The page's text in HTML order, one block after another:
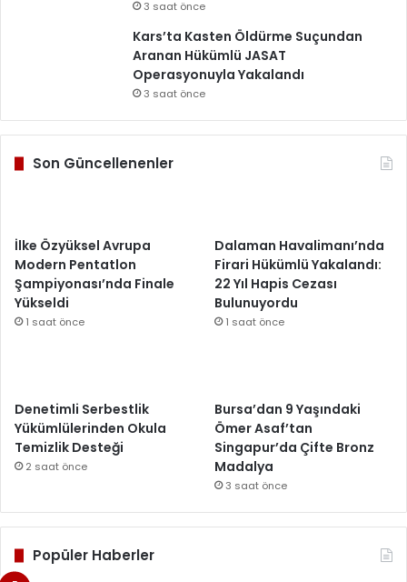
3 saat önce
Kars’ta Kasten Öldürme Suçundan
Aranan Hükümlü JASAT
Operasyonuyla Yakalandı
3 saat önce
Son Güncellenenler
İlke Özyüksel Avrupa
Modern Pentatlon
Şampiyonası’nda Finale
Yükseldi
1 saat önce
Dalaman Havalimanı’nda
Firari Hükümlü Yakalandı:
22 Yıl Hapis Cezası
Bulunuyordu
1 saat önce
Denetimli Serbestlik
Yükümlülerinden Okula
Temizlik Desteği
2 saat önce
Bursa’dan 9 Yaşındaki
Ömer Asaf’tan
Singapur’da Çifte Bronz
Madalya
3 saat önce
Popüler Haberler